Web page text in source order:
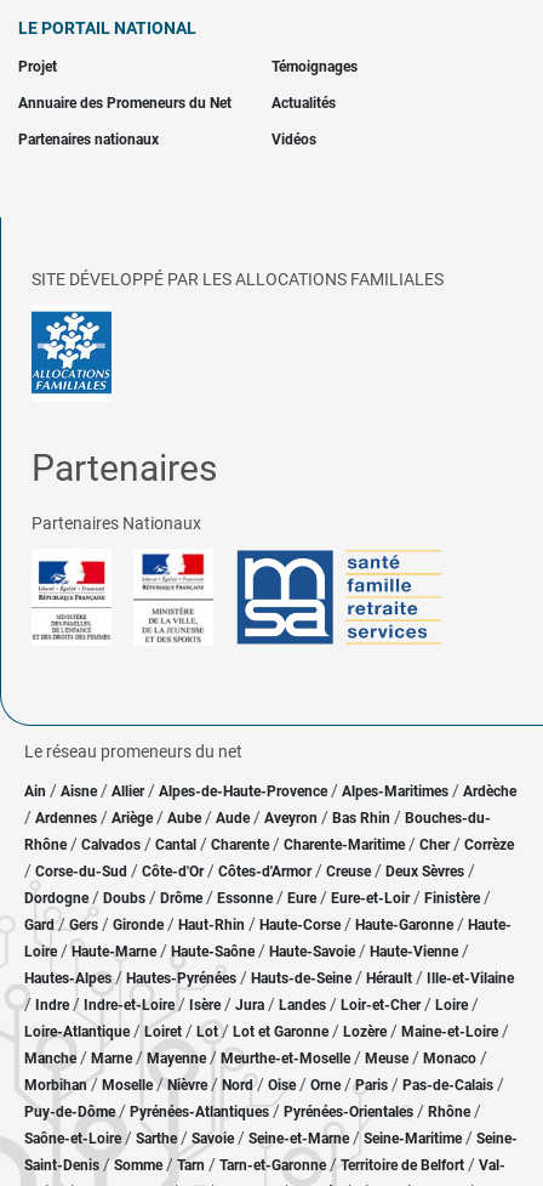
LE PORTAIL NATIONAL
Projet Témoignages
Annuaire des Promeneurs du Net Actualités
Partenaires nationaux Vidéos
SITE DÉVELOPPÉ PAR LES ALLOCATIONS FAMILIALES
Partenaires
Partenaires Nationaux
Le réseau promeneurs du net
Ain / Aisne/ Allier/ Alpes-de-Haute-Provence / Alpes-Maritimes / Ardèche
/ Ardennes / Ariège/ Aube/ Aude / Aveyron / Bas Rhin / Bouches-du-
Rhône/ Calvados / Cantal / Charente / Charente-Maritime/ Cher / Corrèze
/ Corse-du-Sud / Côte-d'Or / Côtes-d'Armor/ Creuse/ Deux Sèvres /
Dordogne/ Doubs / Drôme/ Essonne / Eure/ Eure-et-Loir / Finistère/
Gard/Gers / Gironde/ Haut-Rhin / Haute-Corse/ Haute-Garonne/ Haute-
Loire/Haute-Marne/ Haute-Saône/ Haute-Savoie/ Haute-Vienne/
Hautes-Alpes/ Hautes-Pyrénées / Hauts-de-Seine/ Hérault / Ille-et-Vilaine
/ Indre/ Indre-et-Loire/ Isère/ Jura / Landes / Loir-et-Cher/ Loire/
Loire-Atlantique/ Loiret / Lot/ Lot et Garonne/ Lozère / Maine-et-Loire/
Manche/ Marne/ Mayenne/ Meurthe-et-Moselle/ Meuse/ Monaco /
Morbihan/ Moselle/ Nièvre / Nord/ Oise / Orne/Paris / Pas-de-Calais /
Puy-de-Dôme/ Pyrénées-Atlantiques / Pyrénées-Orientales / Rhône/
Saône-et-Loire/ Sarthe/ Savoie/ Seine-et-Marne/ Seine-Maritime/ Seine-
Saint-Denis /Somme/ Tarn / Tarn-et-Garonne/Territoire de Belfort / Val-